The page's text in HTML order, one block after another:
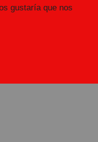
gustaría que nos